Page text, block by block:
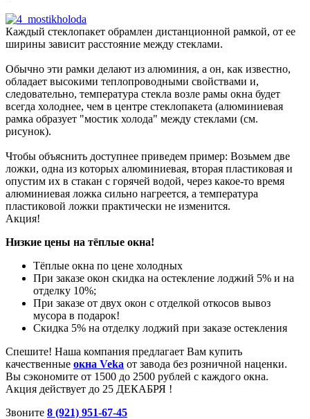
Каждый стеклопакет обрамлен дистанционной рамкой, от ее
ширины зависит расстояние между стеклами.
Обычно эти рамки делают из алюминия, а он, как известно,
обладает высокими теплопроводными свойствами и,
следовательно, температура стекла возле рамы окна будет
всегда холоднее, чем в центре стеклопакета (алюминиевая
рамка образует "мостик холода" между стеклами (см.
рисунок).
Чтобы объяснить доступнее приведем пример: Возьмем две
ложки, одна из которых алюминиевая, вторая пластиковая и
опустим их в стакан с горячей водой, через какое-то время
алюминиевая ложка сильно нагреется, а температура
пластиковой ложки практически не изменится.
Акция!
Низкие цены на тёплые окна!
Тёплые окна по цене холодных
При заказе окон скидка на остекление лоджий 5% и на
отделку 10%;
При заказе от двух окон с отделкой откосов вывоз
мусора в подарок!
Скидка 5% на отделку лоджий при заказе остекления
Спешите! Наша компания предлагает Вам купить
качественные окна Veka от завода без розничной наценки.
Вы сэкономите от 1500 до 2500 рублей с каждого окна.
Акция действует до 25 ДЕКАБРЯ !
Звоните 8 (921) 951-67-45